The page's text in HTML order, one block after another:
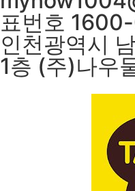
표번호
인천광역시
1층 (주)나우